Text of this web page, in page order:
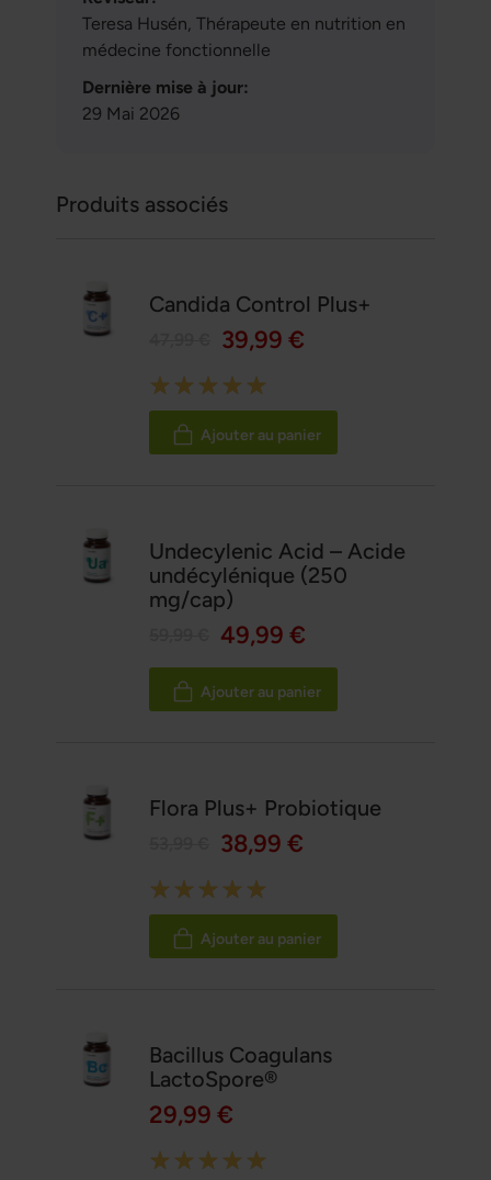
Teresa Husén, Thérapeute en nutrition en
médecine fonctionnelle
Dernière mise à jour:
29 Mai 2026
Produits associés
Candida Control Plus+
39,99 €
Rating:
100%
Ajouter au panier
Undecylenic Acid – Acide
undécylénique (250
mg/cap)
49,99 €
Ajouter au panier
Flora Plus+ Probiotique
38,99 €
Rating:
100%
Ajouter au panier
Bacillus Coagulans
LactoSpore®
29,99 €
Rating: